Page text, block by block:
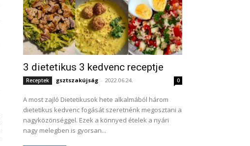
3 dietetikus 3 kedvenc receptje
Receptek gsztszakújság - 2022.06.24. 0
A most zajló Dietetikusok hete alkalmából három
dietetikus kedvenc fogását szeretnénk megosztani a
nagyközönséggel. Ezek a könnyed ételek a nyári
nagy melegben is gyorsan...